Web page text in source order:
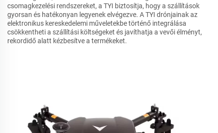
csomagkezelési rendszereket, a TYI biztosítja, hogy a szállítások
gyorsan és hatékonyan legyenek elvégezve. A TYI drónjainak az
elektronikus kereskedelemi műveletekbe történő integrálása
csökkentheti a szállítási költségeket és javíthatja a vevői élményt,
rekordidő alatt kézbesítve a termékeket.